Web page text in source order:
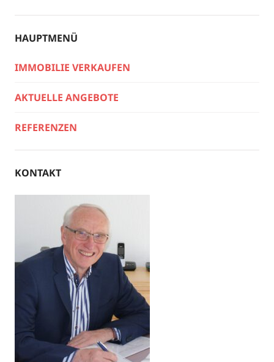
HAUPTMENÜ
IMMOBILIE VERKAUFEN
AKTUELLE ANGEBOTE
REFERENZEN
KONTAKT